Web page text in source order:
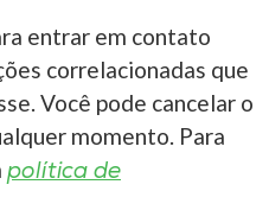
entrar em contato
correlacionadas que
Você pode cancelar o
momento. Para
política de